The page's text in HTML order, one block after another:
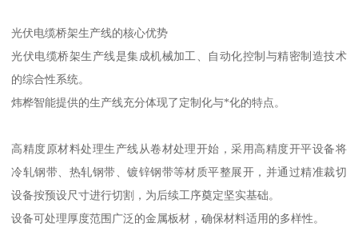
光伏电缆桥架生产线的核心优势
光伏电缆桥架生产线是集成机械加工、自动化控制与精密制造技术
的综合性系统。
炜桦智能提供的生产线充分体现了定制化与*化的特点。
高精度原材料处理生产线从卷材处理开始，采用高精度开平设备将
冷轧钢带、热轧钢带、镀锌钢带等材质平整展开，并通过精准裁切
设备按预设尺寸进行切割，为后续工序奠定坚实基础。
设备可处理厚度范围广泛的金属板材，确保材料适用的多样性。